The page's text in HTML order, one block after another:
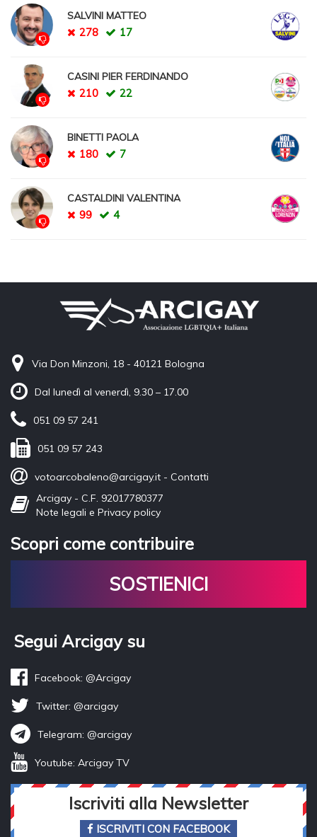
SALVINI MATTEO
278 17
CASINI PIER FERDINANDO
210 22
BINETTI PAOLA
180 7
CASTALDINI VALENTINA
99 4
Via Don Minzoni, 18 - 40121 Bologna
Dal lunedì al venerdì, 9.30 – 17.00
051 09 57 241
051 09 57 243
votoarcobaleno@arcigay.it - Contatti
Arcigay - C.F. 92017780377
Note legali e Privacy policy
Scopri come contribuire
SOSTIENICI
Segui Arcigay su
Facebook: @Arcigay
Twitter: @arcigay
Telegram: @arcigay
Youtube: Arcigay TV
Iscriviti alla Newsletter
ISCRIVITI CON FACEBOOK